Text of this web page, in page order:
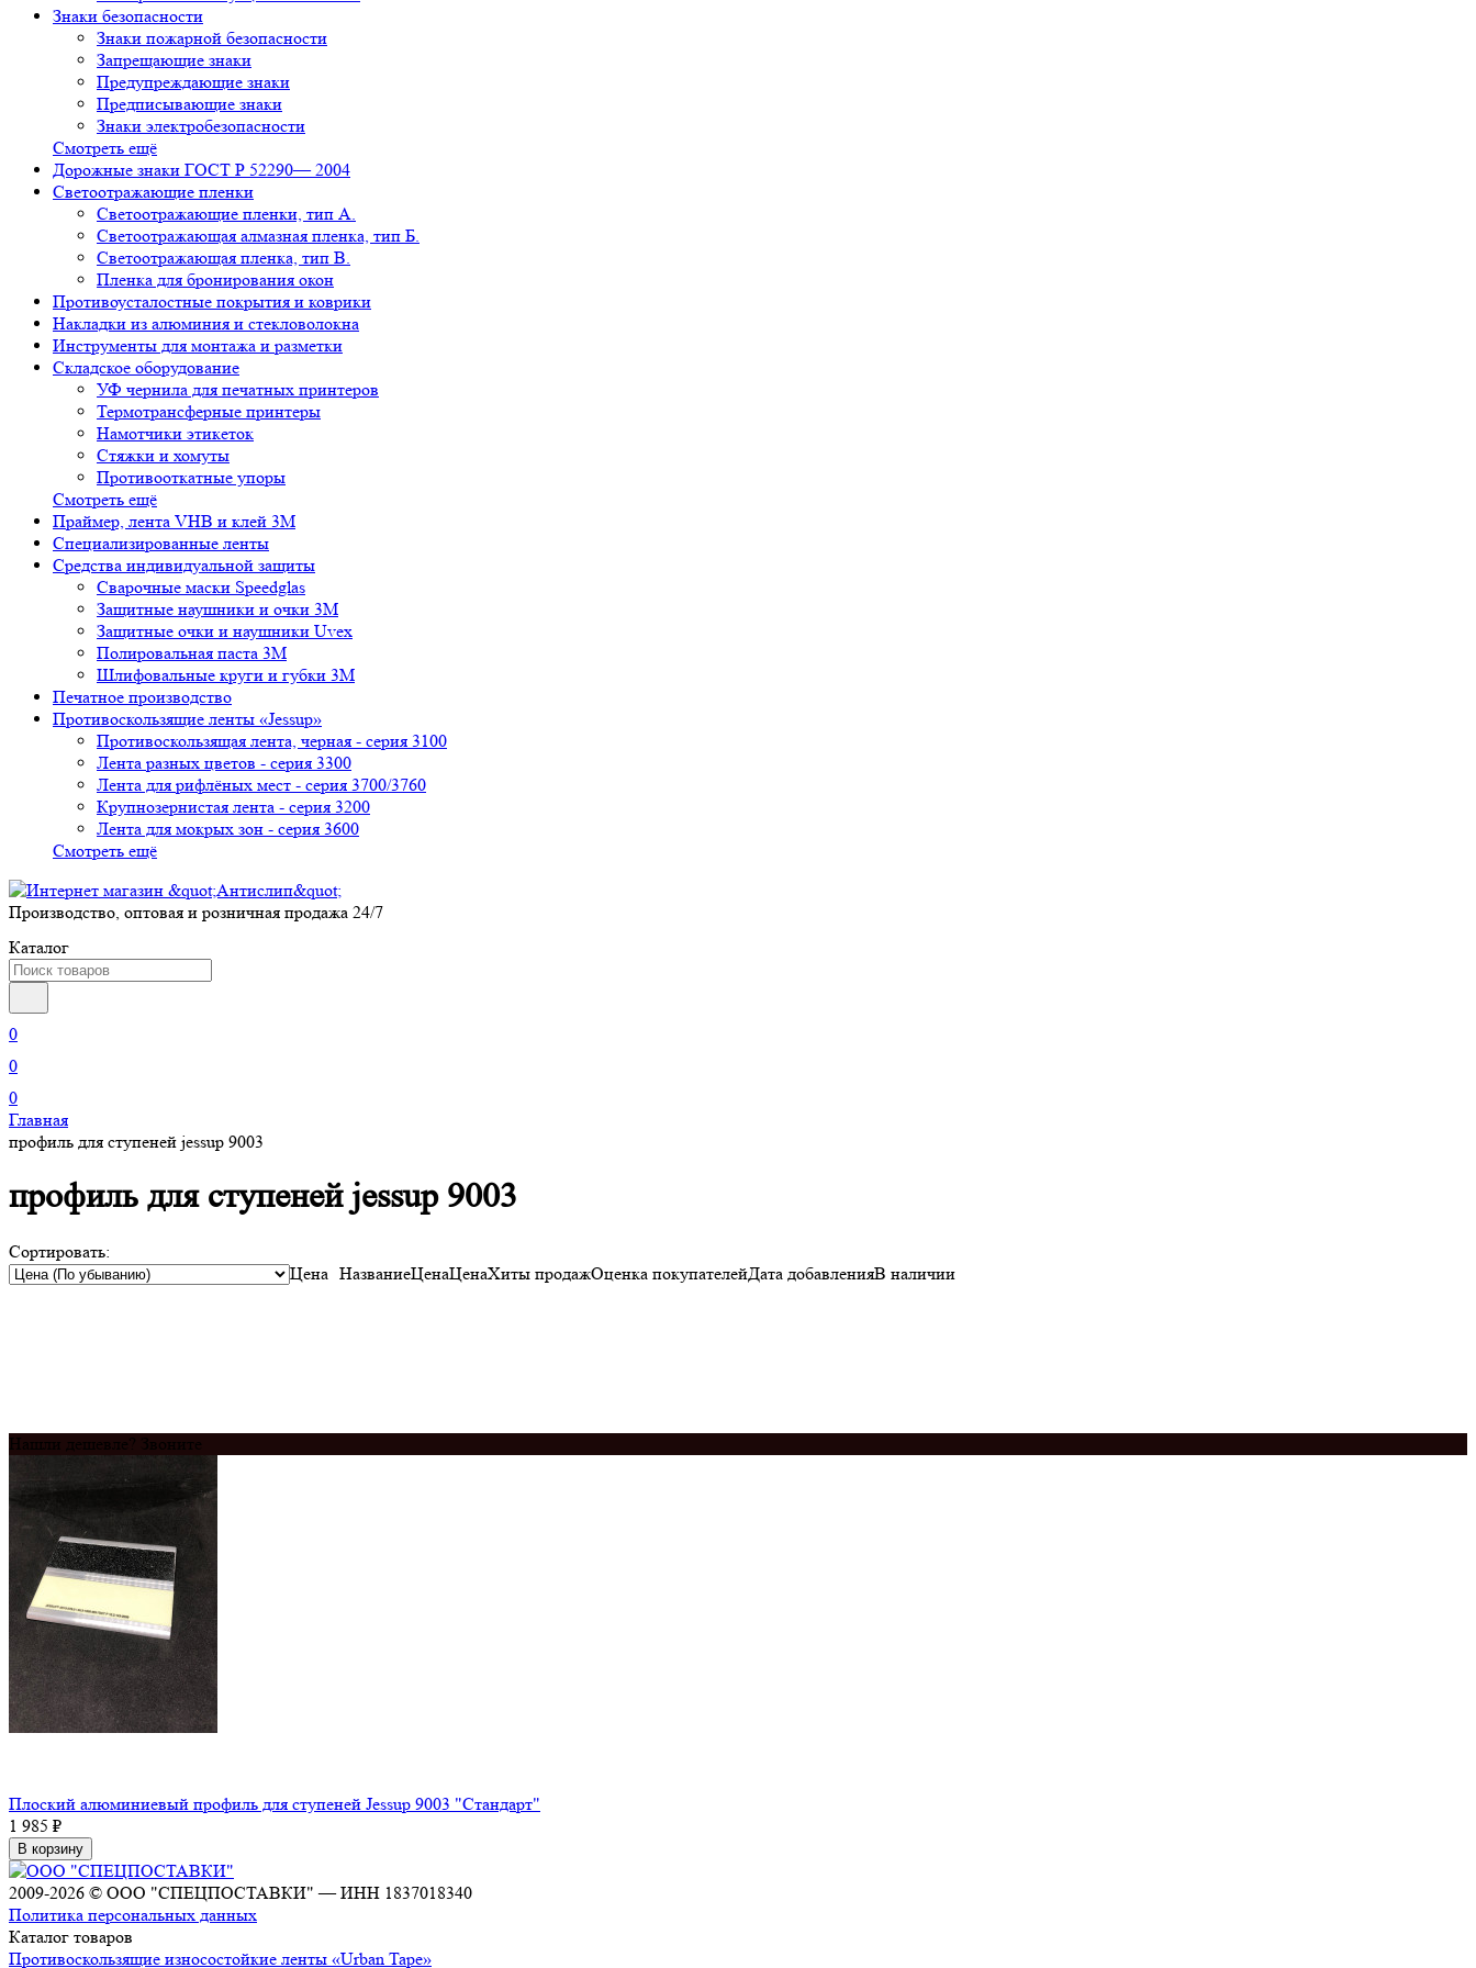
Знаки безопасности
Знаки пожарной безопасности
Запрещающие знаки
Предупреждающие знаки
Предписывающие знаки
Знаки электробезопасности
Смотреть ещё
Дорожные знаки ГОСТ Р 52290— 2004
Светоотражающие пленки
Светоотражающие пленки, тип А.
Светоотражающая алмазная пленка, тип Б.
Светоотражающая пленка, тип В.
Пленка для бронирования окон
Противоусталостные покрытия и коврики
Накладки из алюминия и стекловолокна
Инструменты для монтажа и разметки
Складское оборудование
УФ чернила для печатных принтеров
Термотрансферные принтеры
Намотчики этикеток
Стяжки и хомуты
Противооткатные упоры
Смотреть ещё
Праймер, лента VHB и клей 3М
Специализированные ленты
Средства индивидуальной защиты
Сварочные маски Speedglas
Защитные наушники и очки 3M
Защитные очки и наушники Uvex
Полировальная паста 3М
Шлифовальные круги и губки 3М
Печатное производство
Противоскользящие ленты «Jessup»
Противоскользящая лента, черная - серия 3100
Лента разных цветов - серия 3300
Лента для рифлёных мест - серия 3700/3760
Крупнозернистая лента - серия 3200
Лента для мокрых зон - серия 3600
Смотреть ещё
Производство, оптовая и розничная продажа 24/7
Каталог
0
0
0
Главная
профиль для ступеней jessup 9003
профиль для ступеней jessup 9003
Сортировать:
Цена НазваниеЦенаЦенаХиты продажОценка покупателейДата добавленияВ наличии
Нашли дешевле? Звоните
Плоский алюминиевый профиль для ступеней Jessup 9003 "Стандарт"
1 985 ₽
В корзину
2009-2026 © ООО "СПЕЦПОСТАВКИ" — ИНН 1837018340
Политика персональных данных
Каталог товаров
Противоскользящие износостойкие ленты «Urban Tape»